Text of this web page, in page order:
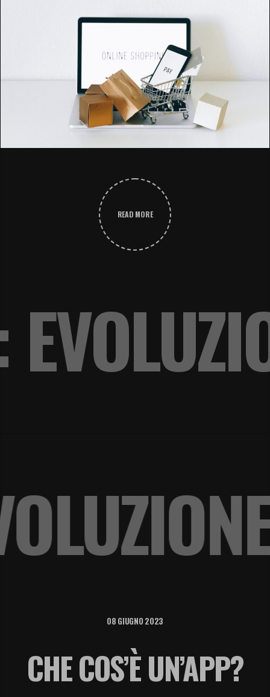
READ MORE
08 GIUGNO 2023
CHE COS’È UN’APP?